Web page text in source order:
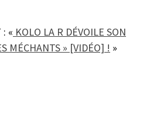
« KOLO LA R DÉVOILE SON
MÉCHANTS » [VIDÉO] ! »